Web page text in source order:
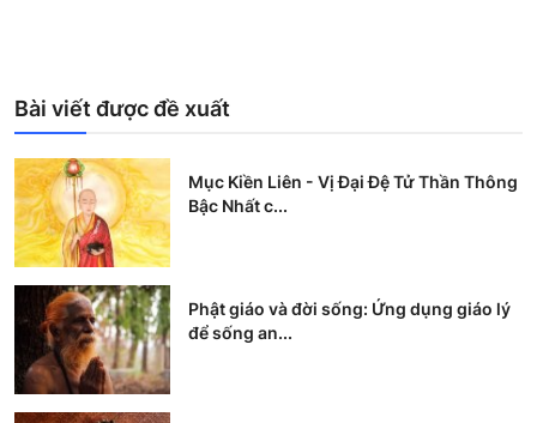
Bài viết được đề xuất
Mục Kiền Liên - Vị Đại Đệ Tử Thần Thông
Bậc Nhất c...
Phật giáo và đời sống: Ứng dụng giáo lý
để sống an...